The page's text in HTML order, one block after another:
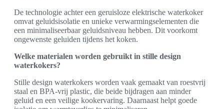
De technologie achter een geruisloze elektrische waterkoker
omvat geluidsisolatie en unieke verwarmingselementen die
een minimaliseerbaar geluidsniveau hebben. Dit voorkomt
ongewenste geluiden tijdens het koken.
Welke materialen worden gebruikt in stille design
waterkokers?
Stille design waterkokers worden vaak gemaakt van roestvrij
staal en BPA-vrij plastic, die beide bijdragen aan minder
geluid en een veilige kookervaring. Daarnaast helpt goede